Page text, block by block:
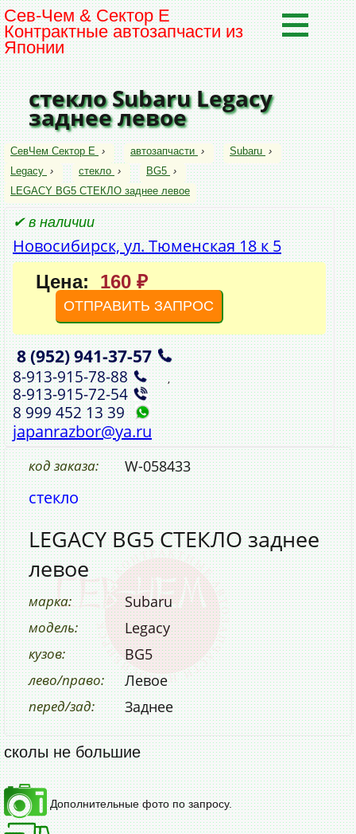
Сев-Чем & Сектор Е
Контрактные автозапчасти из
Японии
стекло Subaru Legacy
заднее левое
СевЧем Сектор Е › автозапчасти › Subaru ›
Legacy › стекло › BG5 ›
LEGACY BG5 СТЕКЛО заднее левое
✔ в наличии
Новосибирск, ул. Тюменская 18 к 5
Цена: 160 ₽
ОТПРАВИТЬ ЗАПРОС
8 (952)941‑37‑57 ,
8‑913‑915‑78‑88 ,
8‑913‑915‑72‑54
8 999 452 13 39
japanrazbor@ya.ru
код заказа: W-058433
стекло
LEGACY BG5 СТЕКЛО заднее
левое
марка: Subaru
модель: Legacy
кузов: BG5
лево/право: Левое
перед/зад: Заднее
сколы не большие
Дополнительные фото по запросу.